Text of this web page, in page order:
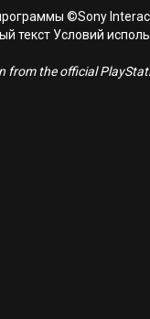
©Sony
текст Условий
from the official